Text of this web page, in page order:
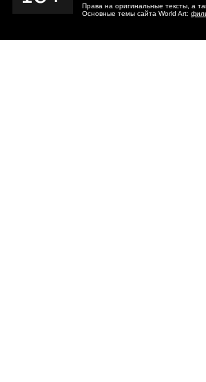
Права на оригинальные тексты, а
Основные темы сайта World Art: